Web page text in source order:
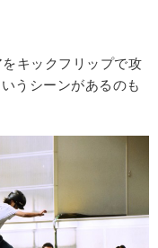
キックフリップで攻
うシーンがあるのも